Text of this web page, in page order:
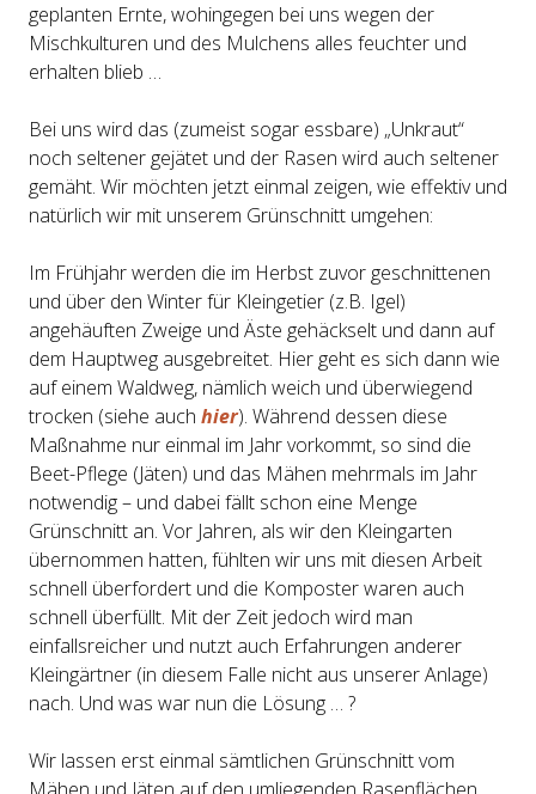
geplanten Ernte, wohingegen bei uns wegen der
Mischkulturen und des Mulchens alles feuchter und
erhalten blieb …
Bei uns wird das (zumeist sogar essbare) „Unkraut“
noch seltener gejätet und der Rasen wird auch seltener
gemäht. Wir möchten jetzt einmal zeigen, wie effektiv und
natürlich wir mit unserem Grünschnitt umgehen:
Im Frühjahr werden die im Herbst zuvor geschnittenen
und über den Winter für Kleingetier (z.B. Igel)
angehäuften Zweige und Äste gehäckselt und dann auf
dem Hauptweg ausgebreitet. Hier geht es sich dann wie
auf einem Waldweg, nämlich weich und überwiegend
trocken (siehe auch hier). Während dessen diese
Maßnahme nur einmal im Jahr vorkommt, so sind die
Beet-Pflege (Jäten) und das Mähen mehrmals im Jahr
notwendig – und dabei fällt schon eine Menge
Grünschnitt an. Vor Jahren, als wir den Kleingarten
übernommen hatten, fühlten wir uns mit diesen Arbeit
schnell überfordert und die Komposter waren auch
schnell überfüllt. Mit der Zeit jedoch wird man
einfallsreicher und nutzt auch Erfahrungen anderer
Kleingärtner (in diesem Falle nicht aus unserer Anlage)
nach. Und was war nun die Lösung … ?
Wir lassen erst einmal sämtlichen Grünschnitt vom